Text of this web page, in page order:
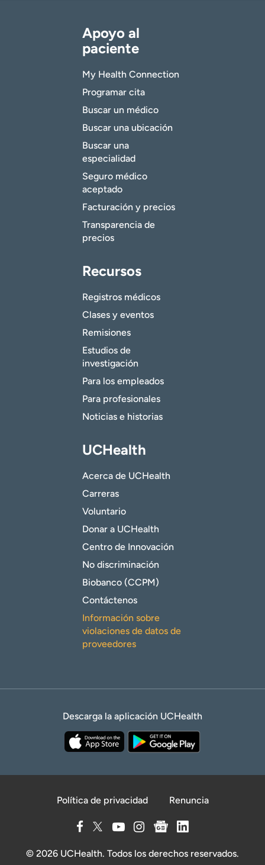
Apoyo al
paciente
My Health Connection
Programar cita
Buscar un médico
Buscar una ubicación
Buscar una
especialidad
Seguro médico
aceptado
Facturación y precios
Transparencia de
precios
Recursos
Registros médicos
Clases y eventos
Remisiones
Estudios de
investigación
Para los empleados
Para profesionales
Noticias e historias
UCHealth
Acerca de UCHealth
Carreras
Voluntario
Donar a UCHealth
Centro de Innovación
No discriminación
Biobanco (CCPM)
Contáctenos
Información sobre
violaciones de datos de
proveedores
Descarga la aplicación UCHealth
Política de privacidad Renuncia
© 2026 UCHealth. Todos los derechos reservados.